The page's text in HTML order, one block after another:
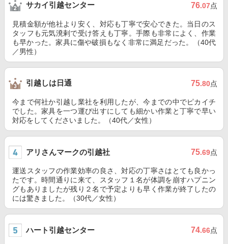
サカイ引越センター 76.07点
見積金額が他社より安く、対応も丁寧で安心できた。当日のス
タッフも元気溌剌で受け答えも丁寧。手際も非常によく、作業
も早かった。家具に傷や破損もなく非常に満足だった。（40代
／男性）
引越しは日通 75.80点
今まで何社か引越し業社を利用したが、今までの中でピカイチ
でした。家具を一つ運び出すにしても細かい作業と丁寧で早い
対応をしてくださいました。（40代／女性）
アリさんマークの引越社 75.69点
運送スタッフの作業効率の良さ、対応の丁寧さはとても良かっ
たです。時間通りに来て、スタッフ１名が体調を崩すハプニン
グもありましたが残り２名で予定よりも早く作業が終了したの
には驚きました。（30代／女性）
ハート引越センター 74.66点